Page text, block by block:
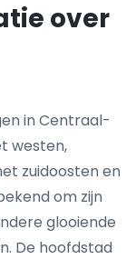
over
in Centraal-
westen,
zuidoosten en
om zijn
glooiende
De hoofdstad